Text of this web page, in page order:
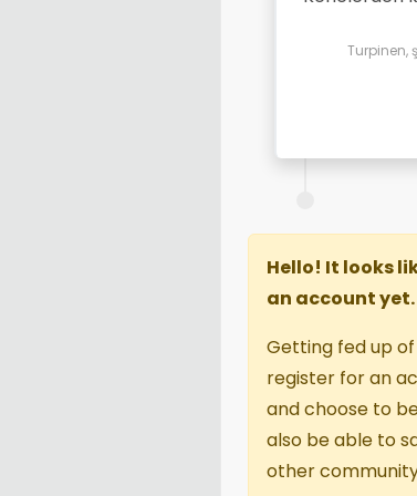
Turpinen,
Hello! It looks
an account yet.
Getting fed up
register for an
and choose to
also be able to
other